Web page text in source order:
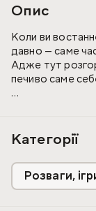
Опис
Коли ви
давно — саме
Адже тут
печиво саме
починайте
пригод. На
несподівані
власну
Категорії
Розваги,